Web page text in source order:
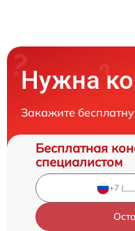
Нужна
Закажите
Бесплатная
специалистом